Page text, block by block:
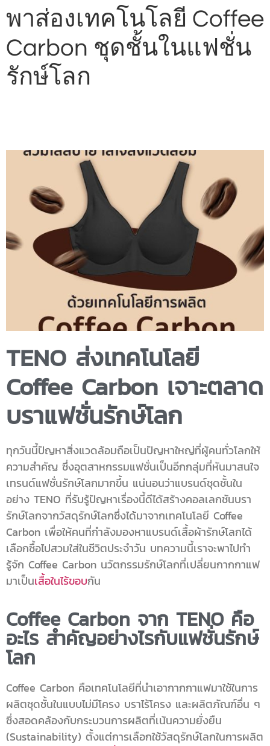
พาส่องเทคโนโลยี Coffee
Carbon ชุดชั้นในแฟชั่น
รักษ์โลก
TENO ส่งเทคโนโลยี
Coffee Carbon เจาะตลาด
บราแฟชั่นรักษ์โลก
ทุกวันนี้ปัญหาสิ่งแวดล้อมถือเป็นปัญหาใหญ่ที่ผู้คนทั่วโลกให้
ความสำคัญ ซึ่งอุตสาหกรรมแฟชั่นเป็นอีกกลุ่มที่หันมาสนใจ
เทรนด์แฟชั่นรักษ์โลกมากขึ้น แน่นอนว่าแบรนด์ชุดชั้นใน
อย่าง TENO ที่รับรู้ปัญหาเรื่องนี้ดีได้สร้างคอลเลกชันบรา
รักษ์โลกจากวัสดุรักษ์โลกซึ่งได้มาจากเทคโนโลยี Coffee
Carbon เพื่อให้คนที่กำลังมองหาแบรนด์เสื้อผ้ารักษ์โลกได้
เลือกซื้อไปสวมใส่ในชีวิตประจำวัน บทความนี้เราจะพาไปทำ
รู้จัก Coffee Carbon นวัตกรรมรักษ์โลกที่เปลี่ยนกากกาแฟ
มาเป็นเสื้อในไร้ขอบกัน
Coffee Carbon จาก TENO คือ
อะไร สำคัญอย่างไรกับแฟชั่นรักษ์
โลก
Coffee Carbon คือเทคโนโลยีที่นำเอากากกาแฟมาใช้ในการ
ผลิตชุดชั้นในแบบไม่มีโครง บราไร้โครง และผลิตภัณฑ์อื่น ๆ
ซึ่งสอดคล้องกับกระบวนการผลิตที่เน้นความยั่งยืน
(Sustainability) ตั้งแต่การเลือกใช้วัสดุรักษ์โลกในการผลิต